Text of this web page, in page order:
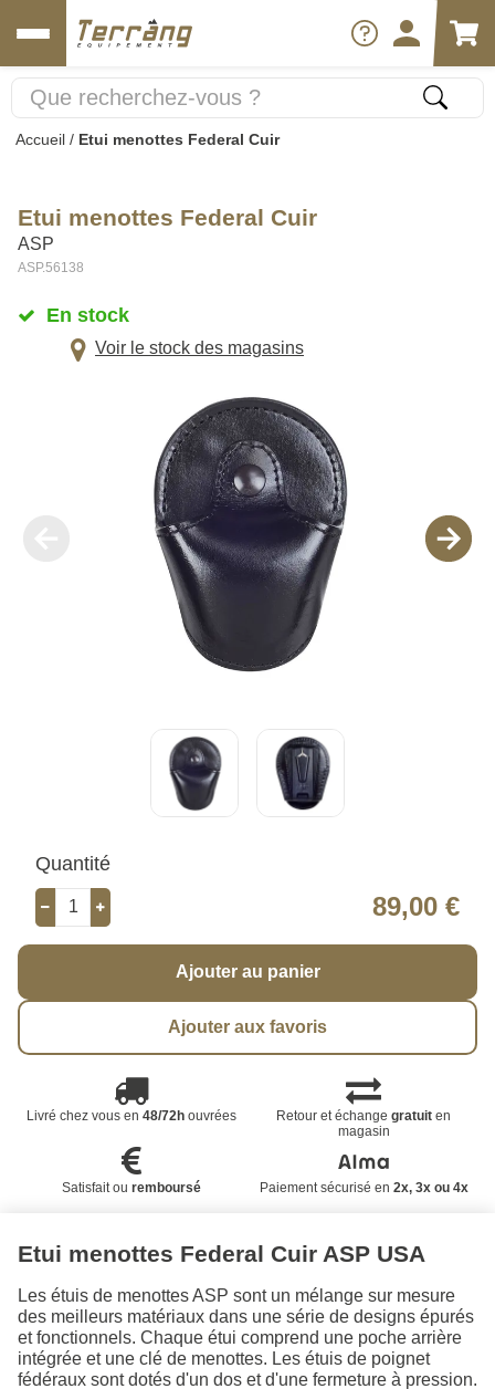
Accueil / Etui menottes Federal Cuir
Etui menottes Federal Cuir
ASP
ASP.56138
En stock
Voir le stock des magasins
Quantité
89,00 €
Ajouter au panier
Ajouter aux favoris
Livré chez vous en 48/72houvrées Retour et échangegratuit en
magasin
Satisfait ou remboursé Paiement sécurisé en 2x, 3x ou 4x
Etui menottes Federal Cuir ASP USA
Les étuis de menottes ASP sont un mélange sur mesure
des meilleurs matériaux dans une série de designs épurés
et fonctionnels. Chaque étui comprend une poche arrière
intégrée et une clé de menottes. Les étuis de poignet
fédéraux sont dotés d'un dos et d'une fermeture à pression.